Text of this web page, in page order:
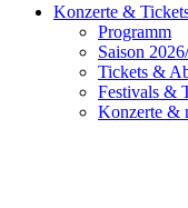
Konzerte &
Programm
Saison
Tickets &
Festivals &
Konzerte &